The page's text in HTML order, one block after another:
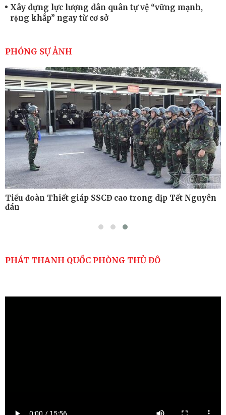
Xây dựng lực lượng dân quân tự vệ “vững mạnh,
rộng khắp” ngay từ cơ sở
cao sức mạnh chiến đấu
Tiểu đoàn Thiết giáp hoàn thành tốt diễn tập chiến
thuật có bắn đạn thật
Nơi sinh viên rèn ý trí, luyện kỹ năng
PHÓNG SỰ ẢNH
Tiểu đoàn Thiết giáp SSCĐ cao trong dịp Tết Nguyên
đán
PHÁT THANH QUỐC PHÒNG THỦ ĐÔ